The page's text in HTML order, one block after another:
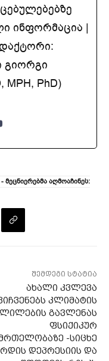
ინფორმაცია |
MPH, PhD)
მეცნიერებმა აღმოაჩინეს:
შემდეგი სტატია
ახალი კვლევა
კლიმატის
გავლენას
ფსიქიკურ
-სიცხე
დეპრესიის და